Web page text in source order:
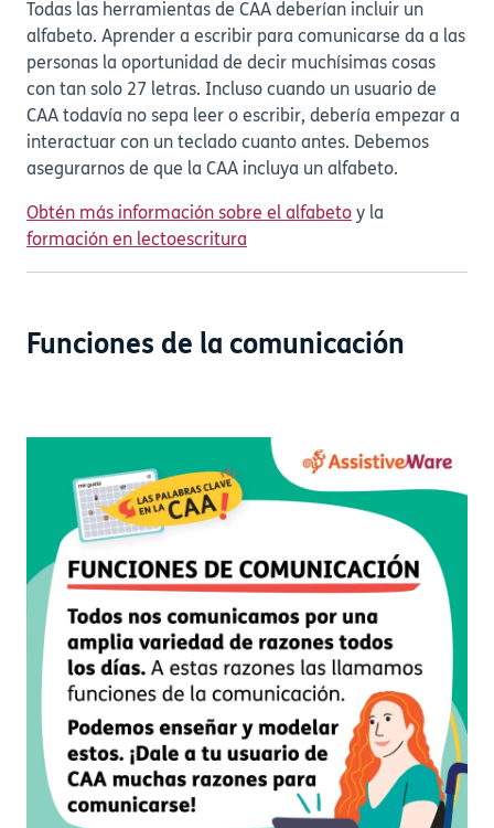
Todas las herramientas de CAA deberían incluir un
alfabeto. Aprender a escribir para comunicarse da a las
personas la oportunidad de decir muchísimas cosas
con tan solo 27 letras. Incluso cuando un usuario de
CAA todavía no sepa leer o escribir, debería empezar a
interactuar con un teclado cuanto antes. Debemos
asegurarnos de que la CAA incluya un alfabeto.
Obtén más información sobre el alfabeto y la
formación en lectoescritura
Funciones de la comunicación